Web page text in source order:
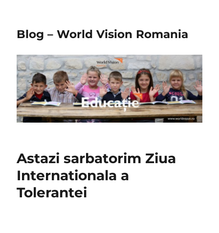
Blog – World Vision Romania
Astazi sarbatorim Ziua
Internationala a
Tolerantei